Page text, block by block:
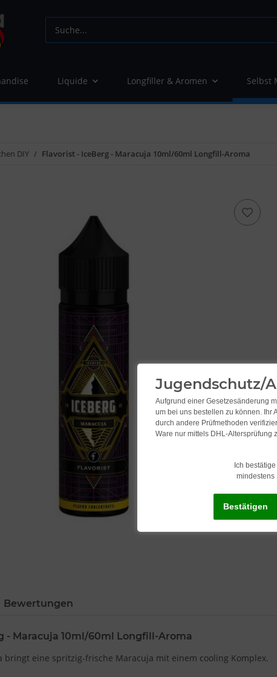
Liquide Longfiller & Aromen Selbst
DIY Flavorist - IceBerg - Maracuja 10ml/60ml Longfill-Aroma
Bewertungen
- Maracuja 10ml/60ml Longfill-Aroma
bringt eine spritzig-frische Maracuja mit einem cooling Komplex.
Jugendschutz/
Aufgrund einer Gesetzesänderung
um bei uns bestellen zu können. Ihr
durch andere Prüfmethoden
Ware nur mittels DHL-Altersprüfung
Ich
mindestens